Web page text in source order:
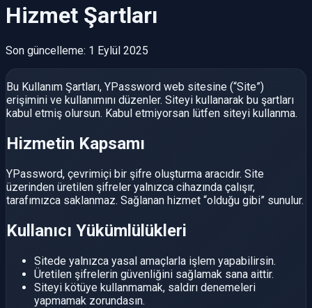
Hizmet Şartları
Son güncelleme: 1 Eylül 2025
Bu Kullanım Şartları, YPassword web sitesine (“Site”)
erişimini ve kullanımını düzenler. Siteyi kullanarak bu şartları
kabul etmiş olursun. Kabul etmiyorsan lütfen siteyi kullanma.
Hizmetin Kapsamı
YPassword, çevrimiçi bir şifre oluşturma aracıdır. Site
üzerinden üretilen şifreler yalnızca cihazında çalışır,
tarafımızca saklanmaz. Sağlanan hizmet “olduğu gibi” sunulur.
Kullanıcı Yükümlülükleri
Sitede yalnızca yasal amaçlarla işlem yapabilirsin.
Üretilen şifrelerin güvenliğini sağlamak sana aittir.
Siteyi kötüye kullanmamak, saldırı denemeleri
yapmamak zorundasın.